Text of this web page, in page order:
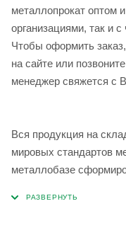
металлопрокат оптом
организациями, так и
Чтобы оформить
на сайте или
менеджер свяжется с
Вся продукция на
мировых стандартов
металлобазе